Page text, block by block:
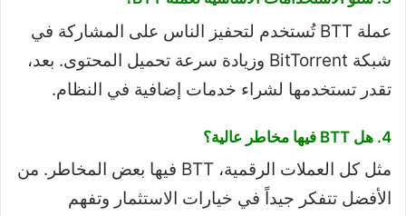
عملة BTT تُستخدم لتحفيز الناس على المشاركة في
شبكة BitTorrent وزيادة سرعة تحميل المحتوى. بعد،
تقدر تستخدمها لشراء خدمات إضافية في النظام.
4. هل BTT فيها مخاطر عالية؟
مثل كل العملات الرقمية، BTT فيها بعض المخاطر. من
الأفضل تتفكر جيداً في خيارات الاستثمار وتفهم